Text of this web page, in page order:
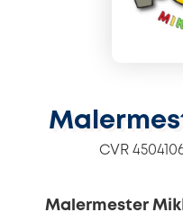
CVR
Malermester